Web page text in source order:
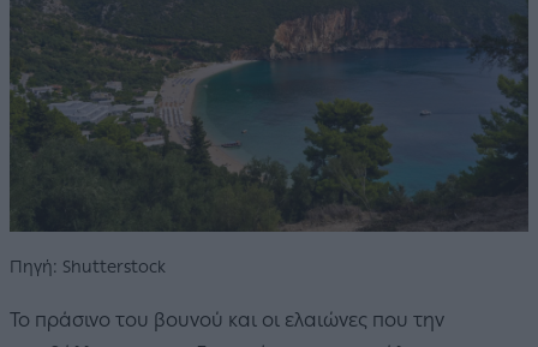
Πηγή: Shutterstock
Το πράσινο του βουνού και οι ελαιώνες που την